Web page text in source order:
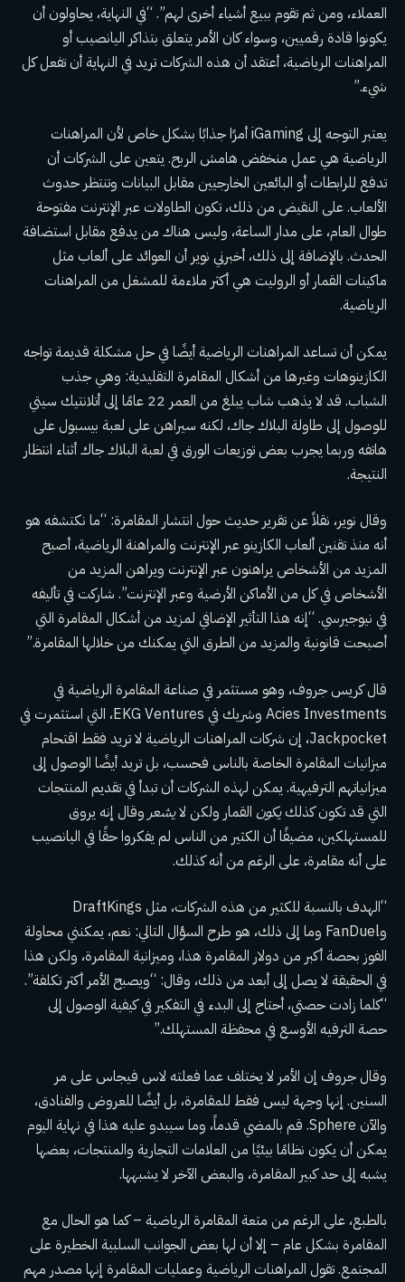
العملاء، ومن ثم تقوم ببيع أشياء أخرى لهم”. “في النهاية، يحاولون أن
يكونوا قادة رقميين، وسواء كان الأمر يتعلق بتذاكر اليانصيب أو
المراهنات الرياضية، أعتقد أن هذه الشركات تريد في النهاية أن تفعل كل
شيء.”
يعتبر التوجه إلى iGaming أمرًا جذابًا بشكل خاص لأن المراهنات
الرياضية هي عمل منخفض هامش الربح. يتعين على الشركات أن
تدفع للرابطات أو البائعين الخارجيين مقابل البيانات وتنتظر حدوث
الألعاب. على النقيض من ذلك، تكون الطاولات عبر الإنترنت مفتوحة
طوال العام، على مدار الساعة، وليس هناك من يدفع مقابل استضافة
الحدث. بالإضافة إلى ذلك، أخبرني نوير أن العوائد على ألعاب مثل
ماكينات القمار أو الروليت هي أكثر ملاءمة للمشغل من المراهنات
الرياضية.
يمكن أن تساعد المراهنات الرياضية أيضًا في حل مشكلة قديمة تواجه
الكازينوهات وغيرها من أشكال المقامرة التقليدية: وهي جذب
الشباب. قد لا يذهب شاب يبلغ من العمر 22 عامًا إلى أتلانتيك سيتي
للوصول إلى طاولة البلاك جاك، لكنه سيراهن على لعبة بيسبول على
هاتفه وربما يجرب بعض توزيعات الورق في لعبة البلاك جاك أثناء انتظار
النتيجة.
وقال نوير، نقلاً عن تقرير حديث حول انتشار المقامرة: “ما نكتشفه هو
أنه منذ تقنين ألعاب الكازينو عبر الإنترنت والمراهنة الرياضية، أصبح
المزيد من الأشخاص يراهنون عبر الإنترنت ويراهن المزيد من
الأشخاص في كل من الأماكن الأرضية وعبر الإنترنت”. شاركت في تأليفه
في نيوجيرسي. “إنه هذا التأثير الإضافي لمزيد من أشكال المقامرة التي
أصبحت قانونية والمزيد من الطرق التي يمكنك من خلالها المقامرة.”
قال كريس جروف، وهو مستثمر في صناعة المقامرة الرياضية في
Acies Investments وشريك في EKG Ventures، التي استثمرت في
Jackpocket، إن شركات المراهنات الرياضية لا تريد فقط اقتحام
ميزانيات المقامرة الخاصة بالناس فحسب، بل تريد أيضًا الوصول إلى
ميزانياتهم الترفيهية. يمكن لهذه الشركات أن تبدأ في تقديم المنتجات
التي قد تكون كذلكيكون القمار ولكن لايشعر وقال إنه يروق
للمستهلكين، مضيفًا أن الكثير من الناس لم يفكروا حقًا في اليانصيب
على أنه مقامرة، على الرغم من أنه كذلك.
“الهدف بالنسبة للكثير من هذه الشركات، مثل DraftKings
وFanDuel وما إلى ذلك، هو طرح السؤال التالي: نعم، يمكنني محاولة
الفوز بحصة أكبر من دولار المقامرة هذا، وميزانية المقامرة، ولكن هذا
في الحقيقة لا يصل إلى أبعد من ذلك، وقال: “ويصبح الأمر أكثر تكلفة”.
“كلما زادت حصتي، أحتاج إلى البدء في التفكير في كيفية الوصول إلى
حصة الترفيه الأوسع في محفظة المستهلك.”
وقال جروف إن الأمر لا يختلف عما فعلته لاس فيجاس على مر
السنين. إنها وجهة ليس فقط للمقامرة، بل أيضًا للعروض والفنادق،
والآن Sphere. قم بالمضي قدماً، وما سيبدو عليه هذا في نهاية اليوم
يمكن أن يكون نظامًا بيئيًا من العلامات التجارية والمنتجات، بعضها
يشبه إلى حد كبير المقامرة، والبعض الآخر لا يشبهها.
بالطبع، على الرغم من متعة المقامرة الرياضية – كما هو الحال مع
المقامرة بشكل عام – إلا أن لها بعض الجوانب السلبية الخطيرة على
المجتمع. تقول المراهنات الرياضية وعمليات المقامرة إنها مصدر مهم